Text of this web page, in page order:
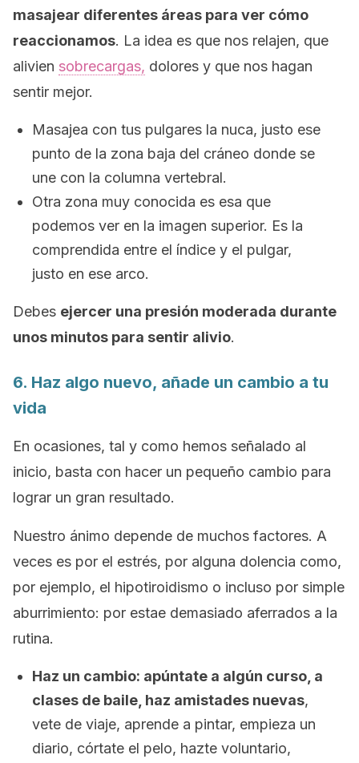
masajear diferentes áreas para ver cómo
reaccionamos. La idea es que nos relajen, que
alivien sobrecargas, dolores y que nos hagan
sentir mejor.
Masajea con tus pulgares la nuca, justo ese
punto de la zona baja del cráneo donde se
une con la columna vertebral.
Otra zona muy conocida es esa que
podemos ver en la imagen superior. Es la
comprendida entre el índice y el pulgar,
justo en ese arco.
Debes ejercer una presión moderada durante
unos minutos para sentir alivio.
6. Haz algo nuevo, añade un cambio a tu
vida
En ocasiones, tal y como hemos señalado al
inicio, basta con hacer un pequeño cambio para
lograr un gran resultado.
Nuestro ánimo depende de muchos factores. A
veces es por el estrés, por alguna dolencia como,
por ejemplo, el hipotiroidismo o incluso por simple
aburrimiento: por estae demasiado aferrados a la
rutina.
Haz un cambio: apúntate a algún curso, a
clases de baile, haz amistades nuevas,
vete de viaje, aprende a pintar, empieza un
diario, córtate el pelo, hazte voluntario,